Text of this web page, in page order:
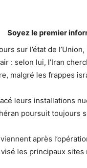
Soyez le premier
sur l’état de
: selon lui, l’Iran
malgré les frappes
leurs installations
poursuit toujours
après
les principaux